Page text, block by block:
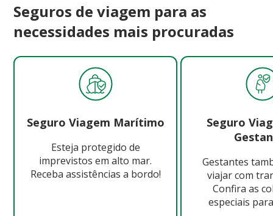
Seguros de viagem para as
necessidades mais procuradas
Seguro Viagem Marítimo
Esteja protegido de
imprevistos em alto mar.
Receba assistências a bordo!
Seguro
Gestantes
viajar com
Confira as
especiais